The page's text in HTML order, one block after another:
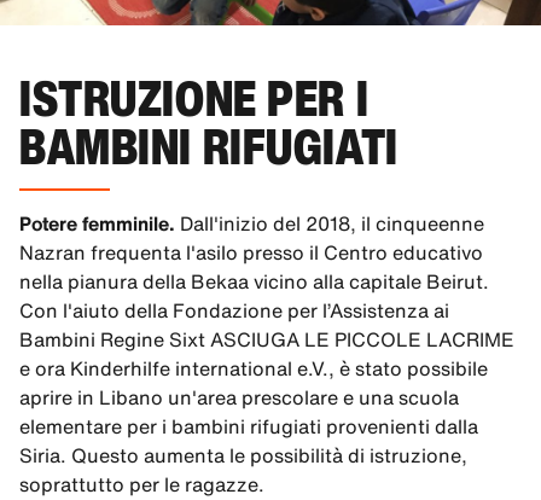
ISTRUZIONE PER I
BAMBINI RIFUGIATI
Potere femminile. Dall'inizio del 2018, il cinqueenne
Nazran frequenta l'asilo presso il Centro educativo
nella pianura della Bekaa vicino alla capitale Beirut.
Con l'aiuto della Fondazione per l’Assistenza ai
Bambini Regine Sixt ASCIUGA LE PICCOLE LACRIME
e ora Kinderhilfe international e.V., è stato possibile
aprire in Libano un'area prescolare e una scuola
elementare per i bambini rifugiati provenienti dalla
Siria. Questo aumenta le possibilità di istruzione,
soprattutto per le ragazze.